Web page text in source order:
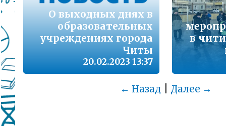
О выходных днях в
образовательных
учреждениях города
Читы
20.02.2023 13:37
в
← Назад| Далее →